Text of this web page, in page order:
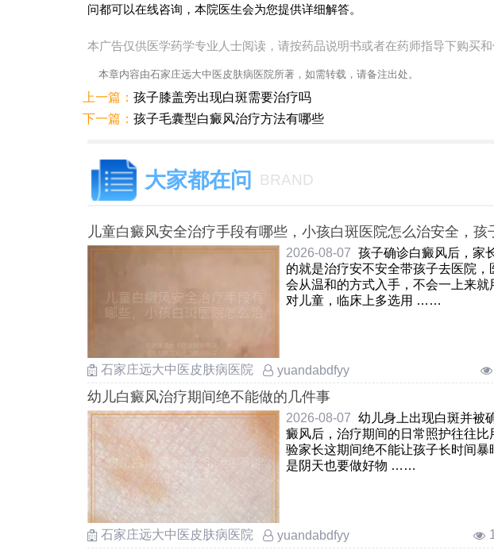
问都可以在线咨询，本院医生会为您提供详细解答。
本广告仅供医学药学专业人士阅读，请按药品说明书或者在药师指导下购买
本章内容由石家庄远大中医皮肤病医院所著，如需转载，请备注出处。
上一篇： 孩子膝盖旁出现白斑需要治疗吗
下一篇： 孩子毛囊型白癜风治疗方法有哪些
大家都在问 BRAND
儿童白癜风安全治疗手段有哪些，小孩白斑医院怎么治安全，孩
癜风如何安全治疗
2026-08-07 孩子确诊白癜风后，家
的就是治疗安不安全带孩子去医院，
会从温和的方式入手，不会一上来就
对儿童，临床上多选用 ……
石家庄远大中医皮肤病医院 yuandabdfyy
幼儿白癜风治疗期间绝不能做的几件事
2026-08-07 幼儿身上出现白斑并被
癜风后，治疗期间的日常照护往往比
验家长这期间绝不能让孩子长时间暴
是阴天也要做好物 ……
石家庄远大中医皮肤病医院 yuandabdfyy